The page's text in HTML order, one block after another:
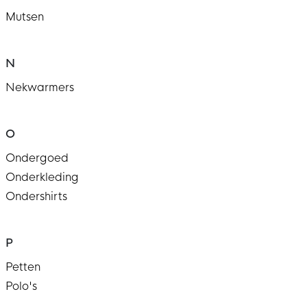
Mutsen
N
Nekwarmers
O
Ondergoed
Onderkleding
Ondershirts
P
Petten
Polo's